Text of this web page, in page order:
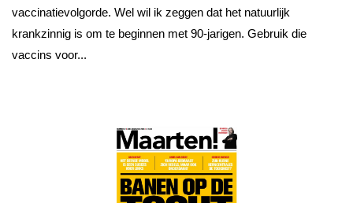
vaccinatievolgorde. Wel wil ik zeggen dat het natuurlijk
krankzinnig is om te beginnen met 90-jarigen. Gebruik die
vaccins voor...